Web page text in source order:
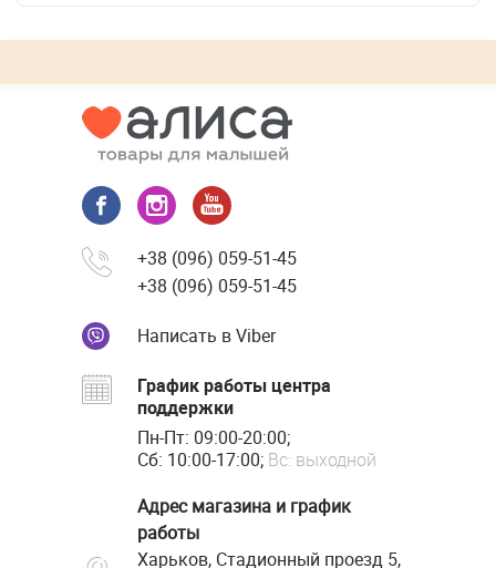
+38 (096) 059-51-45
+38 (096) 059-51-45
Написать в Viber
График работы центра
поддержки
Пн-Пт: 09:00-20:00;
Сб: 10:00-17:00; Вс: выходной
Адрес магазина и график
работы
Харьков, Стадионный проезд 5,